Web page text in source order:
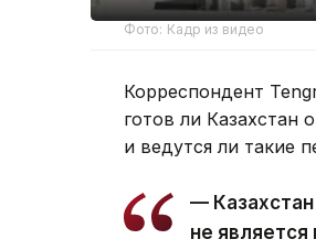
Фото: Кадр из видео
Корреспондент
готов ли Казахстан
и ведутся ли такие
—
не